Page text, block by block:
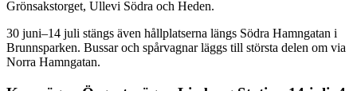
Grönsakstorget, Ullevi Södra och Heden.
30 juni–14 juli stängs även hållplatserna längs Södra Hamngatan i
Brunnsparken. Bussar och spårvagnar läggs till största delen om via
Norra Hamngatan.